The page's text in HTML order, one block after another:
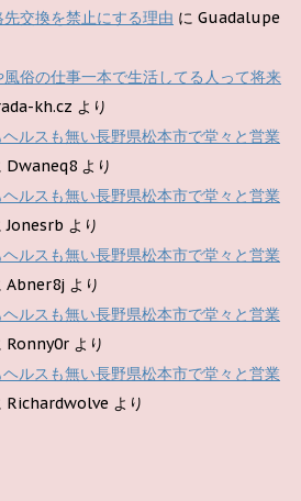
交換を禁止にする理由 に Guadalupe
俗の仕事一本で生活してる人って将来
kh.cz より
ルスも無い長野県松本市で堂々と営業
Dwaneq8 より
ルスも無い長野県松本市で堂々と営業
Jonesrb より
ルスも無い長野県松本市で堂々と営業
Abner8j より
ルスも無い長野県松本市で堂々と営業
Ronny0r より
ルスも無い長野県松本市で堂々と営業
Richardwolve より